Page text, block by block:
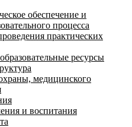
обеспечение и
процесса
практических
ресурсы
медицинского
и воспитания